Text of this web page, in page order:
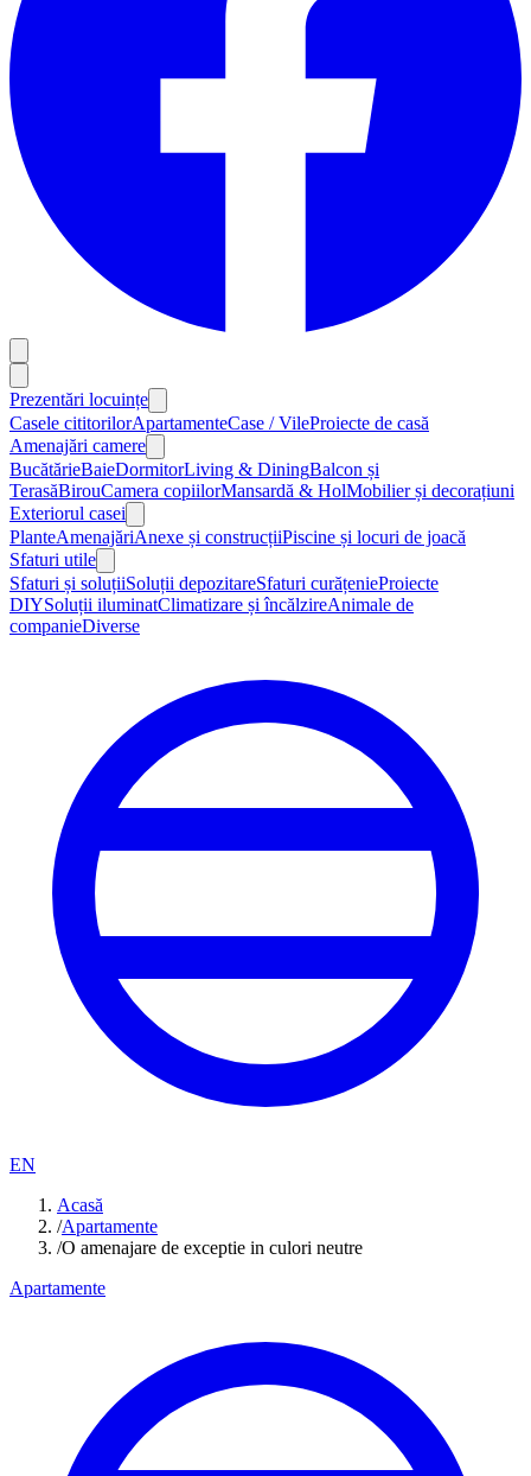
Prezentări locuințe
Casele cititorilorApartamenteCase / VileProiecte de casă
Amenajări camere
BucătărieBaieDormitorLiving & DiningBalcon și
TerasăBirouCamera copiilorMansardă & HolMobilier și decorațiuni
Exteriorul casei
PlanteAmenajăriAnexe și construcțiiPiscine și locuri de joacă
Sfaturi utile
Sfaturi și soluțiiSoluții depozitareSfaturi curățenieProiecte
DIYSoluții iluminatClimatizare și încălzireAnimale de
companieDiverse
EN
Acasă
/Apartamente
/O amenajare de exceptie in culori neutre
Apartamente